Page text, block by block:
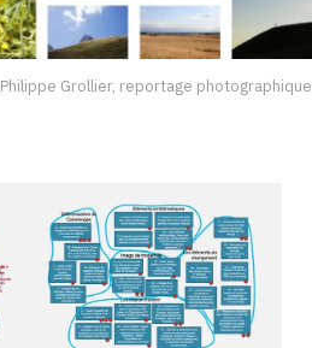
Philippe Grollier, reportage photographique